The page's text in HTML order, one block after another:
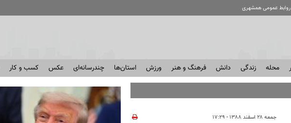
روابط عمومی همشهری
محله زندگی دانش فرهنگ و هنر ورزش استان‌ها چندرسانه‌ای عکس کسب و کار
منتش
جمعه ۲۸ اسفند ۱۳۸۸ - ۱۷:۲۹